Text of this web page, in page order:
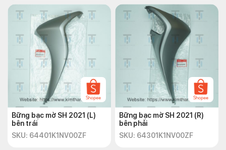
Bững bạc mờ SH 2021 (L)
bên trái
SKU: 64401K1NV00ZF
Bững bạc mờ SH 2021 (R)
bên phải
SKU: 64301K1NV00ZF